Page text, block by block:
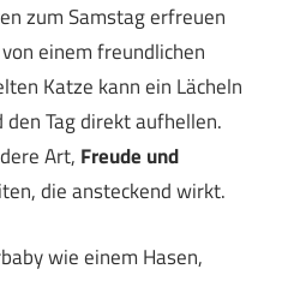
zum Samstag erfreuen
einem freundlichen
Katze kann ein Lächeln
Tag direkt aufhellen.
Art, Freude und
die ansteckend wirkt.
wie einem Hasen,